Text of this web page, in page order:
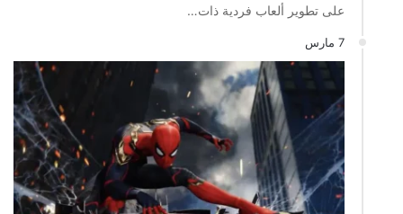
على تطوير ألعاب فردية ذات…
7 مارس